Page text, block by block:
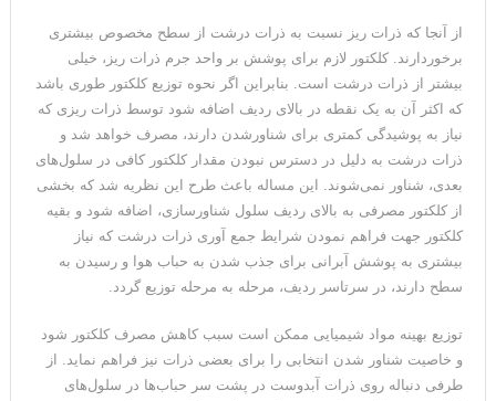
از آنجا که ذرات ریز نسبت به ذرات درشت از سطح مخصوص بیشتری
برخوردارند. کلکتور لازم برای پوشش بر واحد جرم ذرات ریز، خیلی
بیشتر از ذرات درشت است. بنابراین اگر نحوه توزیع کلکتور طوری باشد
که اکثر آن به یک نقطه در بالای ردیف اضافه شود توسط ذرات ریزی که
نیاز به پوشیدگی کمتری برای شناورشدن دارند، مصرف خواهد شد و
ذرات درشت به دلیل در دسترس نبودن مقدار کلکتور کافی در سلول‌های
بعدی، شناور نمی‌شوند. این مساله باعث طرح این نظریه شد که بخشی
از کلکتور مصرفی به بالای ردیف سلول شناورسازی، اضافه شود و بقیه
کلکتور جهت فراهم نمودن شرایط جمع آوری ذرات درشت که نیاز
بیشتری به پوشش آبرانی برای جذب شدن به حباب هوا و رسیدن به
سطح دارند، در سرتاسر ردیف، مرحله به مرحله توزیع گردد.
توزیع بهینه مواد شیمیایی ممکن است سبب کاهش مصرف کلکتور شود
و خاصیت شناور شدن انتخابی را برای بعضی ذرات نیز فراهم نماید. از
طرفی دنباله روی ذرات آبدوست در پشت سر حباب‌ها در سلول‌های